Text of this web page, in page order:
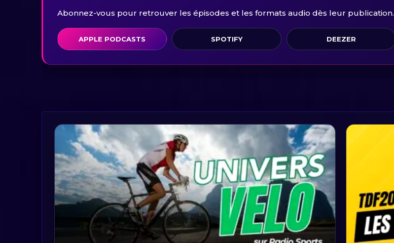
Abonnez-vous pour retrouver les épisodes et les formats audio dès leur publication.
APPLE PODCASTS SPOTIFY DEEZER